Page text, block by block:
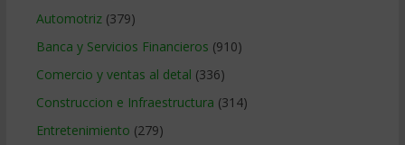
Automotriz(379)
Banca y Servicios Financieros (910)
Comercio y ventas al detal (336)
Construccion e Infraestructura (314)
Entretenimiento (279)